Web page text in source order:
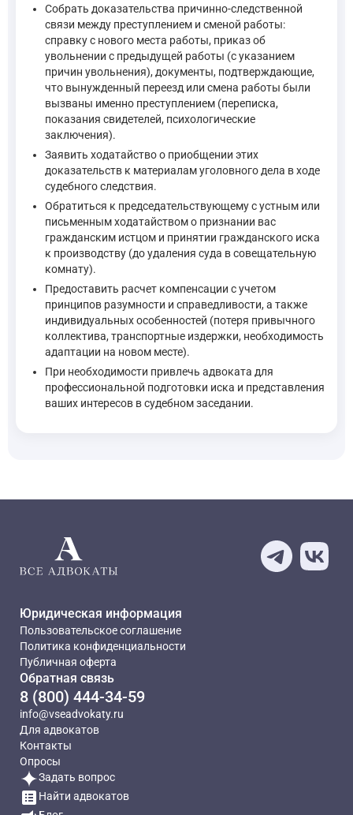
Основания и размер компенсации гражданину
—Гражданский кодекс Российской Федерации, ст.
Что касается доказательственной базы, в силу п. 4 ч. 1
При производстве по уголовному делу подлежат
—Уголовно-процессуальный кодекс Российской
Подозреваемый, обвиняемый, а также потерпевший,
—Уголовно-процессуальный кодекс Российской
Наконец, гражданский иск о компенсации морального
Статья 230 УПК РФ регулирует меры по обеспечению
—Уголовно-процессуальный кодекс Российской
—Уголовно-процессуальный кодекс Российской
Собрать доказательства причинно-следственной
связи между преступлением и сменой работы:
справку с нового места работы, приказ об
увольнении с предыдущей работы (с указанием
причин увольнения), документы, подтверждающие,
что вынужденный переезд или смена работы были
вызваны именно преступлением (переписка,
показания свидетелей, психологические
заключения).
Заявить ходатайство о приобщении этих
доказательств к материалам уголовного дела в ходе
судебного следствия.
Обратиться к председательствующему с устным или
письменным ходатайством о признании вас
гражданским истцом и принятии гражданского иска
к производству (до удаления суда в совещательную
комнату).
Предоставить расчет компенсации с учетом
принципов разумности и справедливости, а также
индивидуальных особенностей (потеря привычного
коллектива, транспортные издержки, необходимость
адаптации на новом месте).
При необходимости привлечь адвоката для
профессиональной подготовки иска и представления
ваших интересов в судебном заседании.
Юридическая информация
Пользовательское соглашение
Политика конфиденциальности
Публичная оферта
Обратная связь
8 (800) 444-34-59
info@vseadvokaty.ru
Для адвокатов
Контакты
Опросы
Задать вопрос
Найти адвокатов